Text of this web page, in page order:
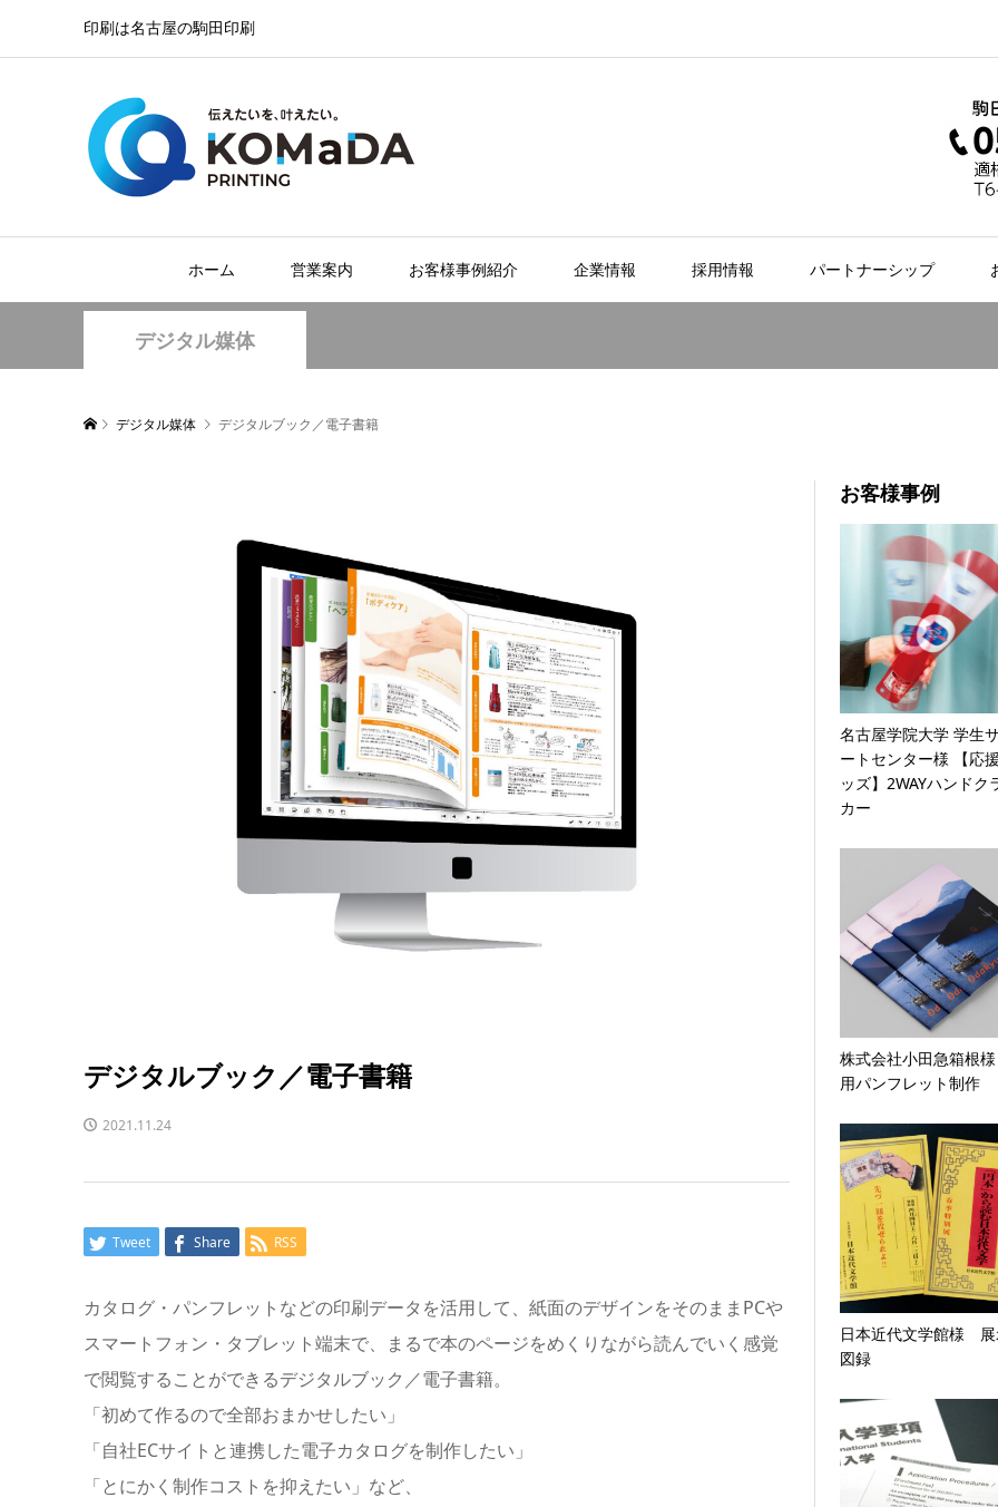
印刷は名古屋の駒田印刷
ホーム 営業案内 お客様事例紹介 企業情報 採用情報 パートナーシップ
デジタル媒体
デジタル媒体 デジタルブック／電子書籍
デジタルブック／電子書籍
2021.11.24
Tweet Share RSS
カタログ・パンフレットなどの印刷データを活用して、紙面のデザインをそのままPCや
スマートフォン・タブレット端末で、まるで本のページをめくりながら読んでいく感覚
で閲覧することができるデジタルブック／電子書籍。
「初めて作るので全部おまかせしたい」
「自社ECサイトと連携した電子カタログを制作したい」
「とにかく制作コストを抑えたい」など、
お客様事例
名古屋学院大学 学生
ートセンター様 【応
ッズ】2WAYハンドク
カー
株式会社小田急箱根
用パンフレット制作
日本近代文学館様
図録